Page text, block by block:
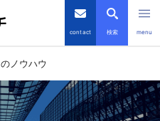
contact 検索 menu
インサイト
ノウハウ